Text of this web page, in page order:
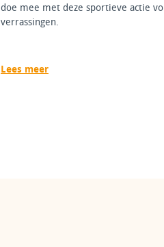
doe mee met deze sportieve actie vol
verrassingen.
Lees meer